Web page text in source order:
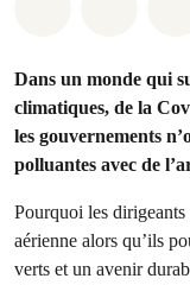
Dans un monde qui
climatiques, de la
les gouvernements
polluantes avec de
Pourquoi les
aérienne alors qu’ils
verts et un avenir